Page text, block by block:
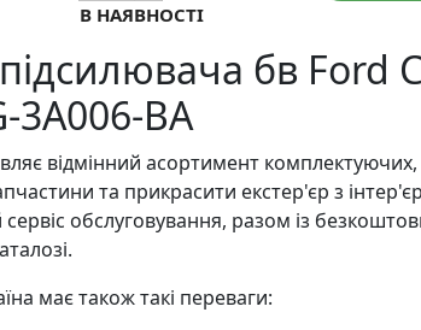
В НАЯВНОСТІ
бв Ford
3A006-BA
відмінний асортимент
та прикрасити екстер'єр з
обслуговування, разом із
має також такі переваги: